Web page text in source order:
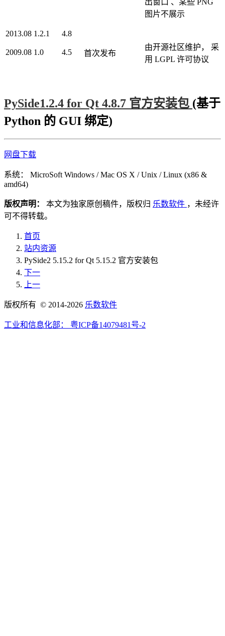
出窗口 、某些 PNG
图片不展示
2013.08 1.2.1 4.8
2009.08 1.0 4.5 首次发布
由开源社区维护， 采
用 LGPL 许可协议
PySide1.2.4 for Qt 4.8.7 官方安装包 (基于
Python 的 GUI 绑定)
网盘下载
系统： MicroSoft Windows / Mac OS X / Unix / Linux (x86 &
amd64)
版权声明： 本文为独家原创稿件，版权归 乐数软件 ，未经许
可不得转载。
首页
站内资源
PySide2 5.15.2 for Qt 5.15.2 官方安装包
下一
上一
版权所有 © 2014-2026 乐数软件
工业和信息化部： 粤ICP备14079481号-2